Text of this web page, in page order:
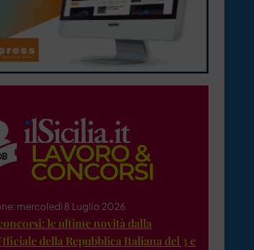
mercoledì 8 Luglio 2026
le ultime novità dalla
della Repubblica Italiana del 3 e